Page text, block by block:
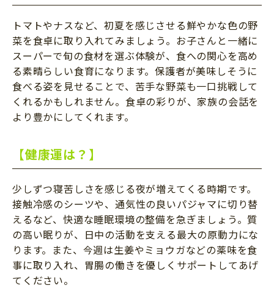
トマトやナスなど、初夏を感じさせる鮮やかな色の野
菜を食卓に取り入れてみましょう。お子さんと一緒に
スーパーで旬の食材を選ぶ体験が、食への関心を高め
る素晴らしい食育になります。保護者が美味しそうに
食べる姿を見せることで、苦手な野菜も一口挑戦して
くれるかもしれません。食卓の彩りが、家族の会話を
より豊かにしてくれます。
【健康運は？】
少しずつ寝苦しさを感じる夜が増えてくる時期です。
接触冷感のシーツや、通気性の良いパジャマに切り替
えるなど、快適な睡眠環境の整備を急ぎましょう。質
の高い眠りが、日中の活動を支える最大の原動力にな
ります。また、今週は生姜やミョウガなどの薬味を食
事に取り入れ、胃腸の働きを優しくサポートしてあげ
てください。